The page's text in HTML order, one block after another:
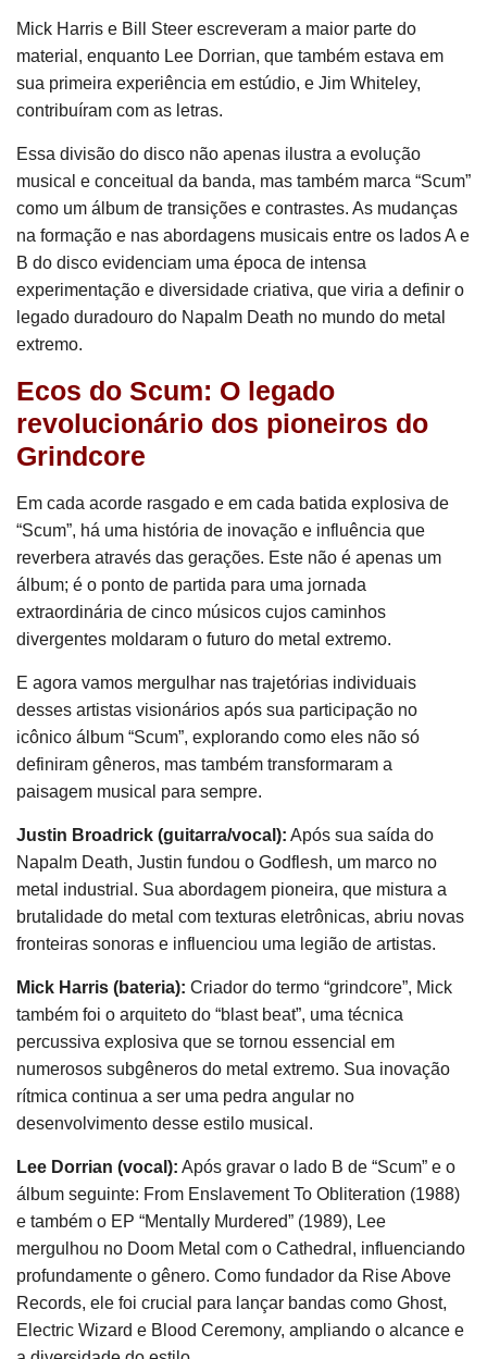
Mick Harris e Bill Steer escreveram a maior parte do
material, enquanto Lee Dorrian, que também estava em
sua primeira experiência em estúdio, e Jim Whiteley,
contribuíram com as letras.
Essa divisão do disco não apenas ilustra a evolução
musical e conceitual da banda, mas também marca “Scum”
como um álbum de transições e contrastes. As mudanças
na formação e nas abordagens musicais entre os lados A e
B do disco evidenciam uma época de intensa
experimentação e diversidade criativa, que viria a definir o
legado duradouro do Napalm Death no mundo do metal
extremo.
Ecos do Scum: O legado
revolucionário dos pioneiros do
Grindcore
Em cada acorde rasgado e em cada batida explosiva de
“Scum”, há uma história de inovação e influência que
reverbera através das gerações. Este não é apenas um
álbum; é o ponto de partida para uma jornada
extraordinária de cinco músicos cujos caminhos
divergentes moldaram o futuro do metal extremo.
E agora vamos mergulhar nas trajetórias individuais
desses artistas visionários após sua participação no
icônico álbum “Scum”, explorando como eles não só
definiram gêneros, mas também transformaram a
paisagem musical para sempre.
Justin Broadrick (guitarra/vocal): Após sua saída do
Napalm Death, Justin fundou o Godflesh, um marco no
metal industrial. Sua abordagem pioneira, que mistura a
brutalidade do metal com texturas eletrônicas, abriu novas
fronteiras sonoras e influenciou uma legião de artistas.
Mick Harris (bateria): Criador do termo “grindcore”, Mick
também foi o arquiteto do “blast beat”, uma técnica
percussiva explosiva que se tornou essencial em
numerosos subgêneros do metal extremo. Sua inovação
rítmica continua a ser uma pedra angular no
desenvolvimento desse estilo musical.
Lee Dorrian (vocal): Após gravar o lado B de “Scum” e o
álbum seguinte: From Enslavement To Obliteration (1988)
e também o EP “Mentally Murdered” (1989), Lee
mergulhou no Doom Metal com o Cathedral, influenciando
profundamente o gênero. Como fundador da Rise Above
Records, ele foi crucial para lançar bandas como Ghost,
Electric Wizard e Blood Ceremony, ampliando o alcance e